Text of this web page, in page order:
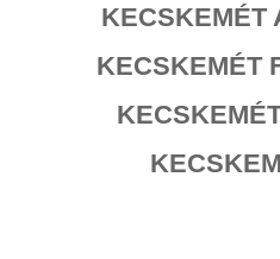
KECSKEMÉT
KECSKEMÉT